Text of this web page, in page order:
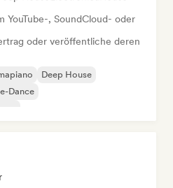
YouTube-, SoundCloud- oder
oder veröffentliche deren
Deep House
Dance